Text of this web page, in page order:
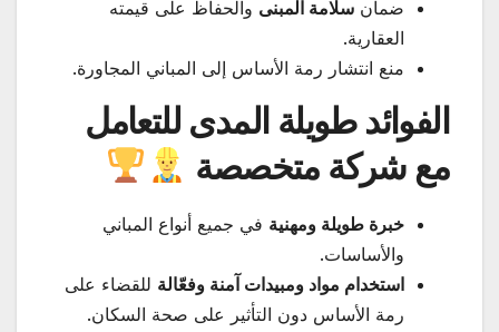
ضمان سلامة المبنى والحفاظ على قيمته
العقارية.
منع انتشار رمة الأساس إلى المباني المجاورة.
الفوائد طويلة المدى للتعامل
مع شركة متخصصة
خبرة طويلة ومهنية في جميع أنواع المباني
والأساسات.
استخدام مواد ومبيدات آمنة وفعّالة للقضاء على
رمة الأساس دون التأثير على صحة السكان.